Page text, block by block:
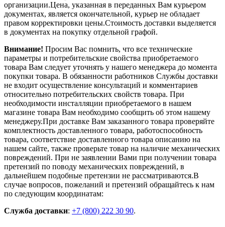
организации.Цена, указанная в переданных Вам курьером
документах, является окончательной, курьер не обладает
правом корректировки цены.Стоимость доставки выделяется
в документах на покупку отдельной графой.
Внимание! Просим Вас помнить, что все технические
параметры и потребительские свойства приобретаемого
товара Вам следует уточнять у нашего менеджера до момента
покупки товара. В обязанности работников Службы доставки
не входит осуществление консультаций и комментариев
относительно потребительских свойств товара. При
необходимости инсталляции приобретаемого в нашем
магазине товара Вам необходимо сообщить об этом нашему
менеджеру.При доставке Вам заказанного товара проверяйте
комплектность доставленного товара, работоспособность
товара, соответствие доставленного товара описанию на
нашем сайте, также проверьте товар на наличие механических
повреждений. При не заявлении Вами при получении товара
претензий по поводу механических повреждений, в
дальнейшем подобные претензии не рассматриваются.В
случае вопросов, пожеланий и претензий обращайтесь к нам
по следующим координатам:
Служба доставки: +7 (800) 222 30 90.